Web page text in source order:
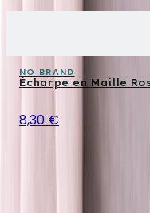
NO BRAND
Écharpe en Maille
8,30 €